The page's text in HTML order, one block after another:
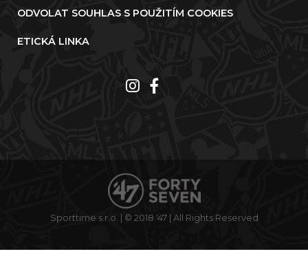
ODVOLAT SOUHLAS S POUŽITÍM COOKIES
ETICKÁ LINKA
Sporttime s.r.o. | © 2018 '47 | All Rights Reserved